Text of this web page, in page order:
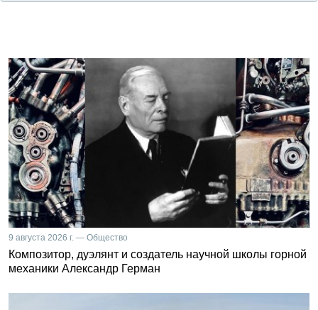
9 августа 2026 г. — Общество
Композитор, дуэлянт и создатель научной школы горной
механики Александр Герман